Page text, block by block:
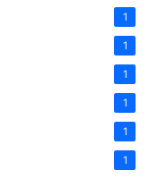
1
1
1
1
1
1